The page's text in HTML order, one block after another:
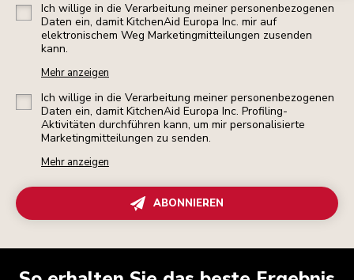
Ich willige in die Verarbeitung meiner personenbezogenen
Daten ein, damit KitchenAid Europa Inc. mir auf
elektronischem Weg Marketingmitteilungen zusenden
kann.
Mehr anzeigen
Ich willige in die Verarbeitung meiner personenbezogenen
Daten ein, damit KitchenAid Europa Inc. Profiling-
Aktivitäten durchführen kann, um mir personalisierte
Marketingmitteilungen zu senden.
Mehr anzeigen
ABONNIEREN